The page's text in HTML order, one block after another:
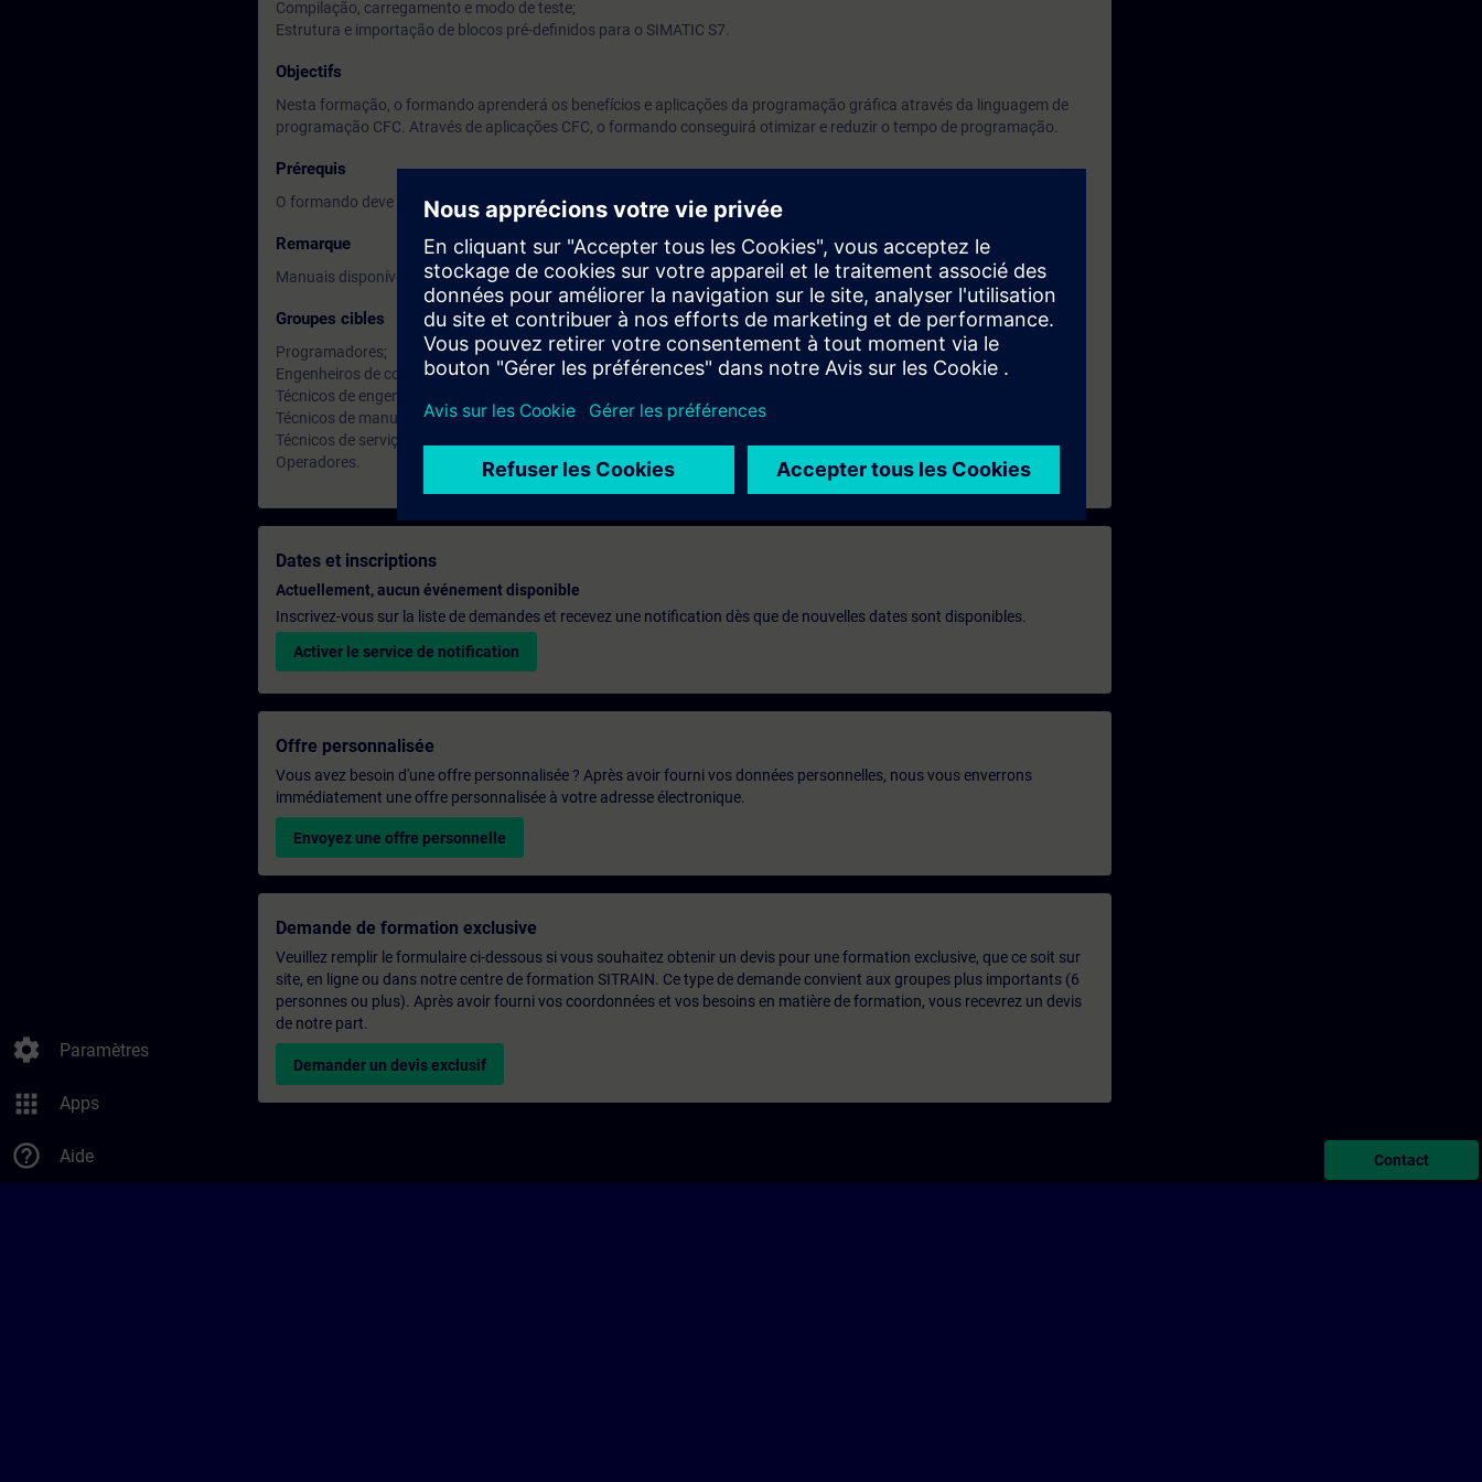
settings Paramètres
apps Apps
help_outline Aide
Compilação, carregamento e modo de teste;
Estrutura e importação de blocos pré-definidos para o SIMATIC S7.
Objectifs
Nesta formação, o formando aprenderá os benefícios e aplicações da programação gráfica através da linguagem de
programação CFC. Através de aplicações CFC, o formando conseguirá otimizar e reduzir o tempo de programação.
Prérequis
O formando deve ter conhecimentos de SIMATIC S7 equivalentes aos cursos ST-SERV2 ou ST-PRO2.
Remarque
Manuais disponíveis em Inglês.
Groupes cibles
Programadores;
Engenheiros de comissionamento;
Técnicos de engenharia;
Técnicos de manutenção;
Técnicos de serviço;
Operadores.
Dates et inscriptions
Actuellement, aucun événement disponible
Inscrivez-vous sur la liste de demandes et recevez une notification dès que de nouvelles dates sont disponibles.
Activer le service de notification
Offre personnalisée
Vous avez besoin d'une offre personnalisée ? Après avoir fourni vos données personnelles, nous vous enverrons
immédiatement une offre personnalisée à votre adresse électronique.
Envoyez une offre personnelle
Demande de formation exclusive
Veuillez remplir le formulaire ci-dessous si vous souhaitez obtenir un devis pour une formation exclusive, que ce soit sur
site, en ligne ou dans notre centre de formation SITRAIN. Ce type de demande convient aux groupes plus importants (6
personnes ou plus). Après avoir fourni vos coordonnées et vos besoins en matière de formation, vous recevrez un devis
de notre part.
Demander un devis exclusif
Contact